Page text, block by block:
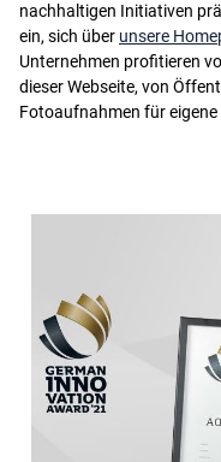
nachhaltigen Initiativen
ein, sich über unsere
Unternehmen profitieren
dieser Webseite, von
Fotoaufnahmen für